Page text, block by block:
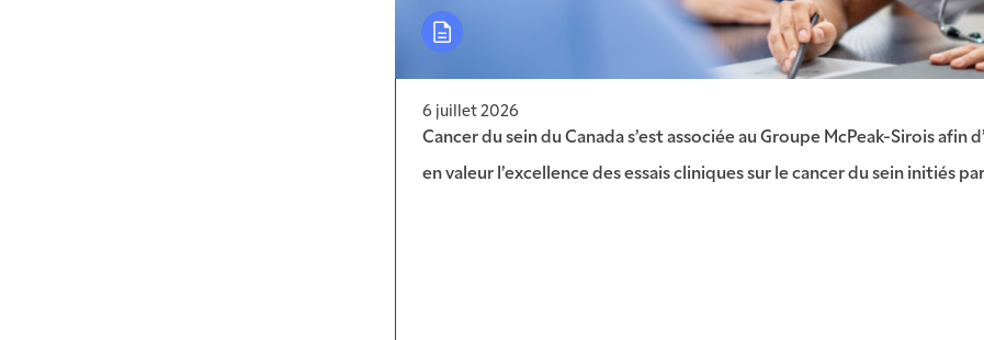
6 juillet 2026
Cancer du sein du Canada s’est associée au Groupe McPeak-Sirois
en valeur l’excellence des essais cliniques sur le cancer du sein initiés